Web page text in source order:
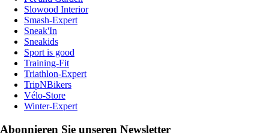
Slowood Interior
Smash-Expert
Sneak'In
Sneakids
Sport is good
Training-Fit
Triathlon-Expert
TripNBikers
Vélo-Store
Winter-Expert
Abonnieren Sie unseren Newsletter